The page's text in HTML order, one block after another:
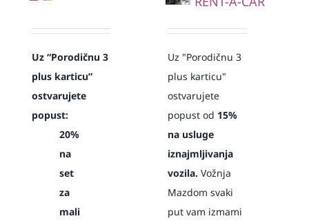
Uz “Porodičnu 3
plus karticu”
ostvarujete
popust:
20%
na
set
za
mali
Uz "Porodičnu 3
plus karticu"
ostvarujete
popust od 15%
na usluge
iznajmljivanja
vozila. Vožnja
Mazdom svaki
put vam izmami